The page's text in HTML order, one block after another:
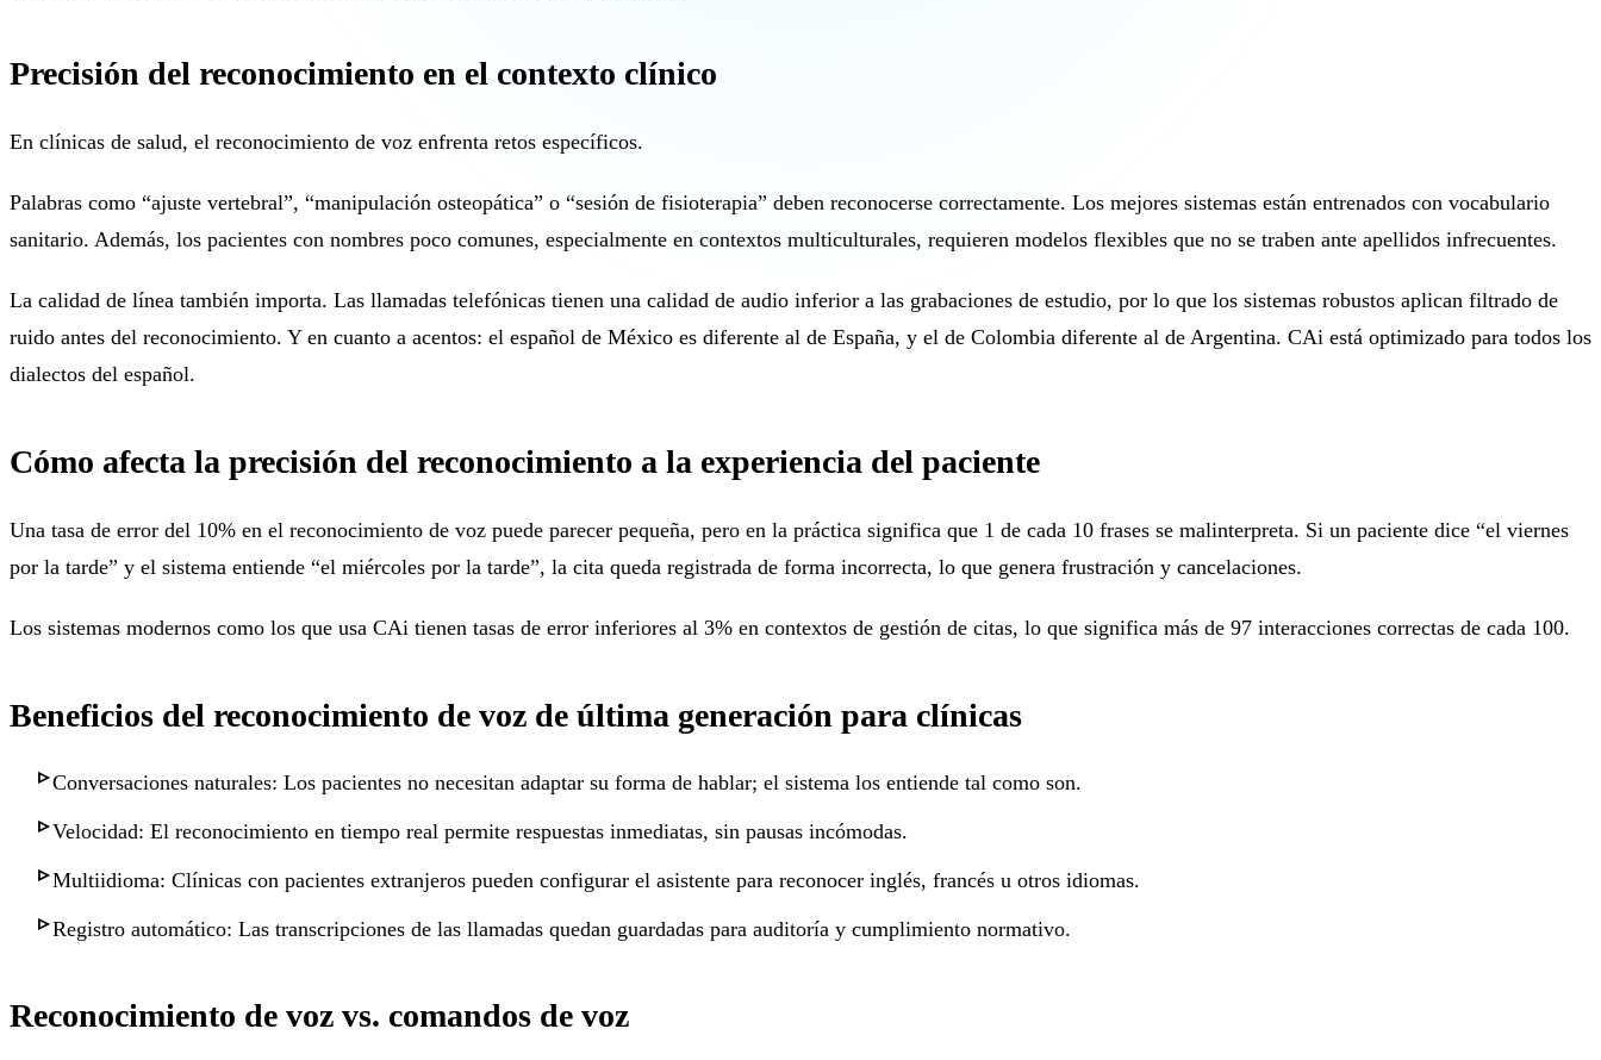
Precisión del reconocimiento en el contexto clínico
En clínicas de salud, el reconocimiento de voz enfrenta retos específicos.
Palabras como “ajuste vertebral”, “manipulación osteopática” o “sesión de fisioterapia” deben reconocerse correctamente. Los mejores sistemas están entrenados con vocabulario
sanitario. Además, los pacientes con nombres poco comunes, especialmente en contextos multiculturales, requieren modelos flexibles que no se traben ante apellidos infrecuentes.
La calidad de línea también importa. Las llamadas telefónicas tienen una calidad de audio inferior a las grabaciones de estudio, por lo que los sistemas robustos aplican filtrado de
ruido antes del reconocimiento. Y en cuanto a acentos: el español de México es diferente al de España, y el de Colombia diferente al de Argentina. CAi está optimizado para todos los
dialectos del español.
Cómo afecta la precisión del reconocimiento a la experiencia del paciente
Una tasa de error del 10% en el reconocimiento de voz puede parecer pequeña, pero en la práctica significa que 1 de cada 10 frases se malinterpreta. Si un paciente dice “el viernes
por la tarde” y el sistema entiende “el miércoles por la tarde”, la cita queda registrada de forma incorrecta, lo que genera frustración y cancelaciones.
Los sistemas modernos como los que usa CAi tienen tasas de error inferiores al 3% en contextos de gestión de citas, lo que significa más de 97 interacciones correctas de cada 100.
Beneficios del reconocimiento de voz de última generación para clínicas
Conversaciones naturales: Los pacientes no necesitan adaptar su forma de hablar; el sistema los entiende tal como son.
Velocidad: El reconocimiento en tiempo real permite respuestas inmediatas, sin pausas incómodas.
Multiidioma: Clínicas con pacientes extranjeros pueden configurar el asistente para reconocer inglés, francés u otros idiomas.
Registro automático: Las transcripciones de las llamadas quedan guardadas para auditoría y cumplimiento normativo.
Reconocimiento de voz vs. comandos de voz